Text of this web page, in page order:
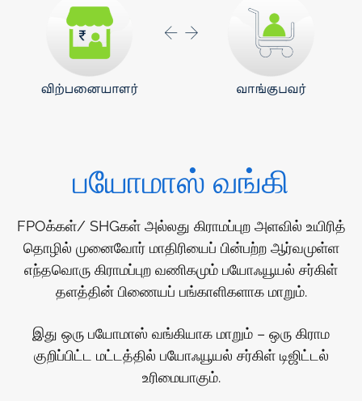
பயோமாஸ் வங்கி
FPOக்கள்/ SHGகள் அல்லது கிராமப்புற அளவில் உயிரித்
தொழில் முனைவோர் மாதிரியைப் பின்பற்ற ஆர்வமுள்ள
எந்தவொரு கிராமப்புற வணிகமும் பயோஃயூயல் சர்கிள்
தளத்தின் பிணையப் பங்காளிகளாக மாறும்.
இது ஒரு பயோமாஸ் வங்கியாக மாறும் – ஒரு கிராம
குறிப்பிட்ட மட்டத்தில் பயோஃயூயல் சர்கிள் டிஜிட்டல்
உரிமையாகும்.